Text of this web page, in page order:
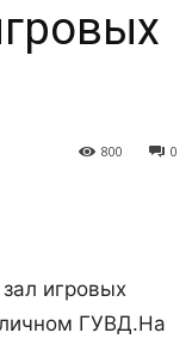
0
800
игровых
ГУВД.На